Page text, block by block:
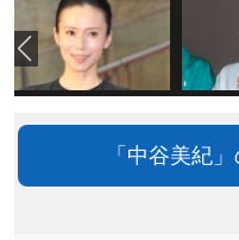
「中谷美紀